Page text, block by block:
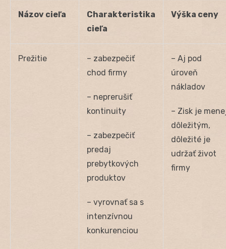
Názov cieľa
Charakteristika
cieľa
Výška ceny
Prežitie
– zabezpečiť
chod firmy
– neprerušiť
kontinuity
– zabezpečiť
predaj
prebytkových
produktov
– vyrovnať sa s
intenzívnou
konkurenciou
– Aj pod
úroveň
nákladov
– Zisk je
dôležitým,
dôležité je
udržať život
firmy